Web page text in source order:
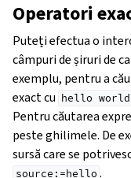
Operatori
Puteți efectua o
câmpuri de șiruri de
exemplu, pentru a
exact cu hello world
Pentru căutarea
peste ghilimele. De
sursă care se
source:=hello .